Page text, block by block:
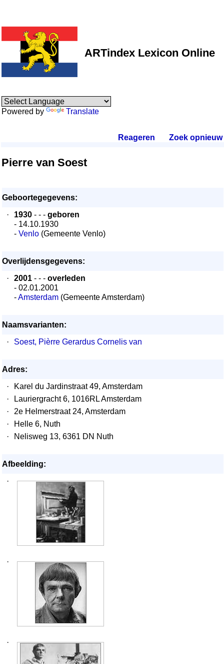
ARTindex Lexicon Online
Powered by Translate
Reageren Zoek opnieuw.
Pierre van Soest
Geboortegegevens:
·
1930 - - - geboren
- 14.10.1930
- Venlo (Gemeente Venlo)
Overlijdensgegevens:
·
2001 - - - overleden
- 02.01.2001
-Amsterdam (Gemeente Amsterdam)
Naamsvarianten:
·
Soest, Pièrre Gerardus Cornelis van
Adres:
·
Karel du Jardinstraat 49, Amsterdam
·
Lauriergracht 6, 1016RL Amsterdam
·
2e Helmerstraat 24, Amsterdam
·
Helle 6, Nuth
·
Nelisweg 13, 6361 DN Nuth
Afbeelding:
·
·
·